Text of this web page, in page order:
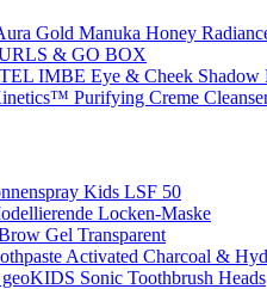
Gold Manuka Honey
& GO BOX
IMBE Eye & Cheek Shadow
Purifying Creme
Kids LSF 50
Locken-Maske
Gel Transparent
Activated Charcoal &
Sonic Toothbrush Heads